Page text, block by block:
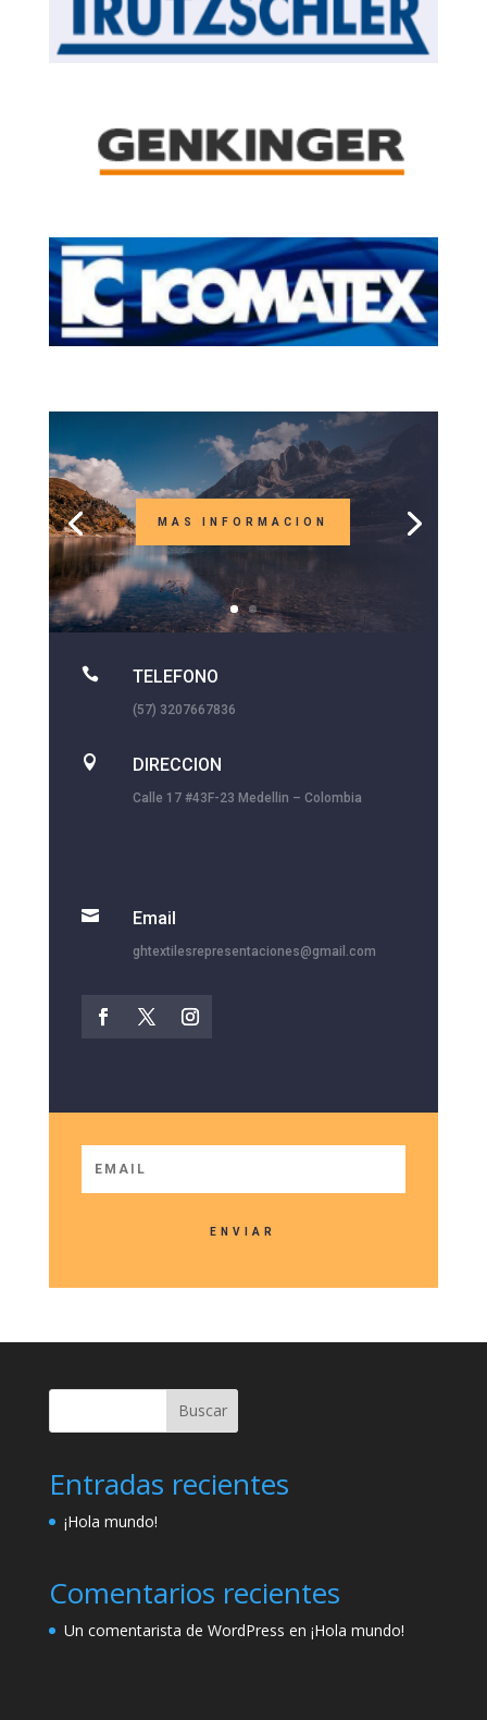
MAS INFORMACION
 TELEFONO
(57) 3207667836
 DIRECCION
Calle 17 #43F-23 Medellin – Colombia
 Email
ghtextilesrepresentaciones@gmail.com
ENVIAR
Buscar
Entradas recientes
¡Hola mundo!
Comentarios recientes
Un comentarista de WordPress en ¡Hola mundo!